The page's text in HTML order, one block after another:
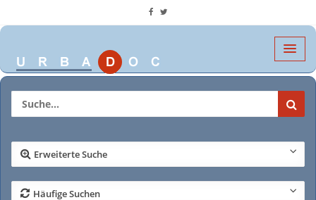
Erweiterte Suche
Häufige Suchen